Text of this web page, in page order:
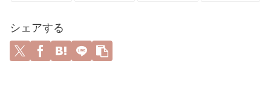
シェアする